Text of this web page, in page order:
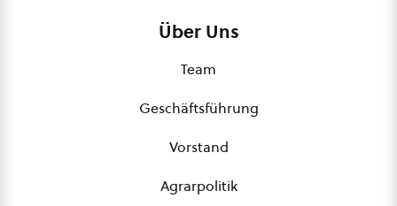
Über Uns
Team
Geschäftsführung
Vorstand
Agrarpolitik